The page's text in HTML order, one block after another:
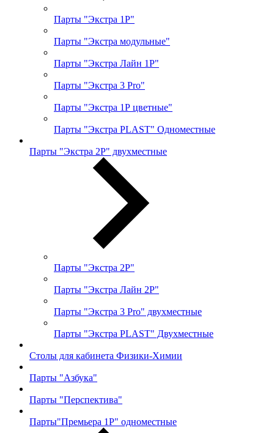
Парты "Экстра 1Р"
Парты "Экстра модульные"
Парты "Экстра Лайн 1Р"
Парты "Экстра 3 Pro"
Парты "Экстра 1Р цветные"
Парты "Экстра PLAST" Одноместные
Парты "Экстра 2Р" двухместные
Парты "Экстра 2Р"
Парты "Экстра Лайн 2Р"
Парты "Экстра 3 Pro" двухместные
Парты "Экстра PLAST" Двухместные
Столы для кабинета Физики-Химии
Парты "Азбука"
Парты "Перспектива"
Парты"Премьера 1Р" одноместные